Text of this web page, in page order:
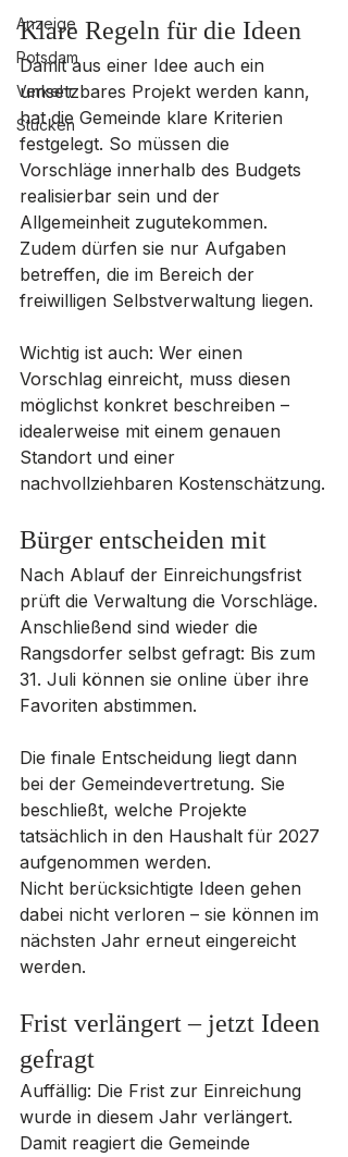
Anzeige
Potsdam
Verkehr
Stücken
Klare Regeln für die Ideen
Damit aus einer Idee auch ein
umsetzbares Projekt werden kann,
hat die Gemeinde klare Kriterien
festgelegt. So müssen die
Vorschläge innerhalb des Budgets
realisierbar sein und der
Allgemeinheit zugutekommen.
Zudem dürfen sie nur Aufgaben
betreffen, die im Bereich der
freiwilligen Selbstverwaltung liegen.
Wichtig ist auch: Wer einen
Vorschlag einreicht, muss diesen
möglichst konkret beschreiben –
idealerweise mit einem genauen
Standort und einer
nachvollziehbaren Kostenschätzung.
Bürger entscheiden mit
Nach Ablauf der Einreichungsfrist
prüft die Verwaltung die Vorschläge.
Anschließend sind wieder die
Rangsdorfer selbst gefragt: Bis zum
31. Juli können sie online über ihre
Favoriten abstimmen.
Die finale Entscheidung liegt dann
bei der Gemeindevertretung. Sie
beschließt, welche Projekte
tatsächlich in den Haushalt für 2027
aufgenommen werden.
Nicht berücksichtigte Ideen gehen
dabei nicht verloren – sie können im
nächsten Jahr erneut eingereicht
werden.
Frist verlängert – jetzt Ideen
gefragt
Auffällig: Die Frist zur Einreichung
wurde in diesem Jahr verlängert.
Damit reagiert die Gemeinde